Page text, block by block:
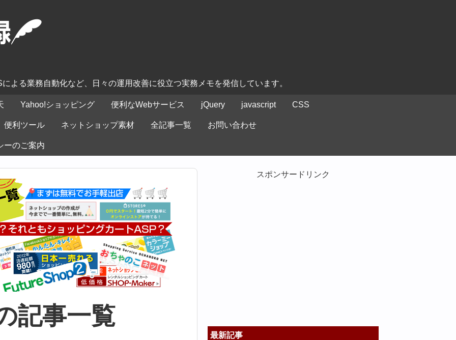
よる業務自動化など、日々の運用改善に役立つ実務メモを発信しています。
Yahoo!ショッピング 便利なWebサービス jQuery javascript CSS
便利ツール ネットショップ素材 全記事一覧 お問い合わせ
ーのご案内
記事一覧
スポンサードリンク
最新記事